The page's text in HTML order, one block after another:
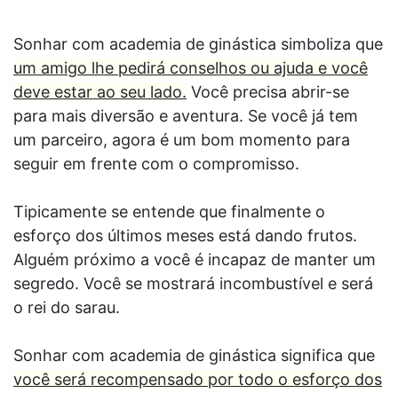
Sonhar com academia de ginástica simboliza que
um amigo lhe pedirá conselhos ou ajuda e você
deve estar ao seu lado. Você precisa abrir-se
para mais diversão e aventura. Se você já tem
um parceiro, agora é um bom momento para
seguir em frente com o compromisso.
Tipicamente se entende que finalmente o
esforço dos últimos meses está dando frutos.
Alguém próximo a você é incapaz de manter um
segredo. Você se mostrará incombustível e será
o rei do sarau.
Sonhar com academia de ginástica significa que
você será recompensado por todo o esforço dos